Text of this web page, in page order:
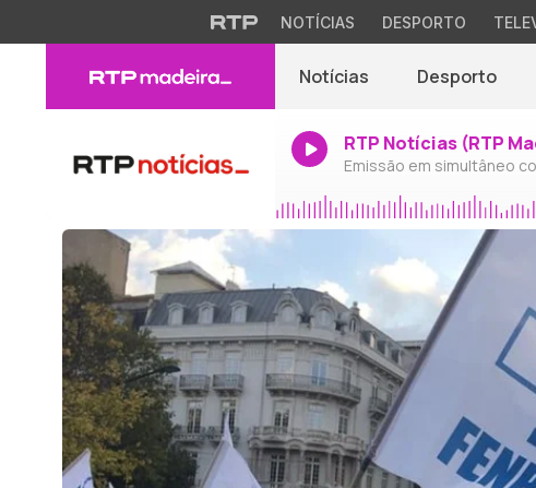
NOTÍCIAS DESPORTO
Notícias Desporto
RTP Notícias (RTP
Emissão em simultâneo